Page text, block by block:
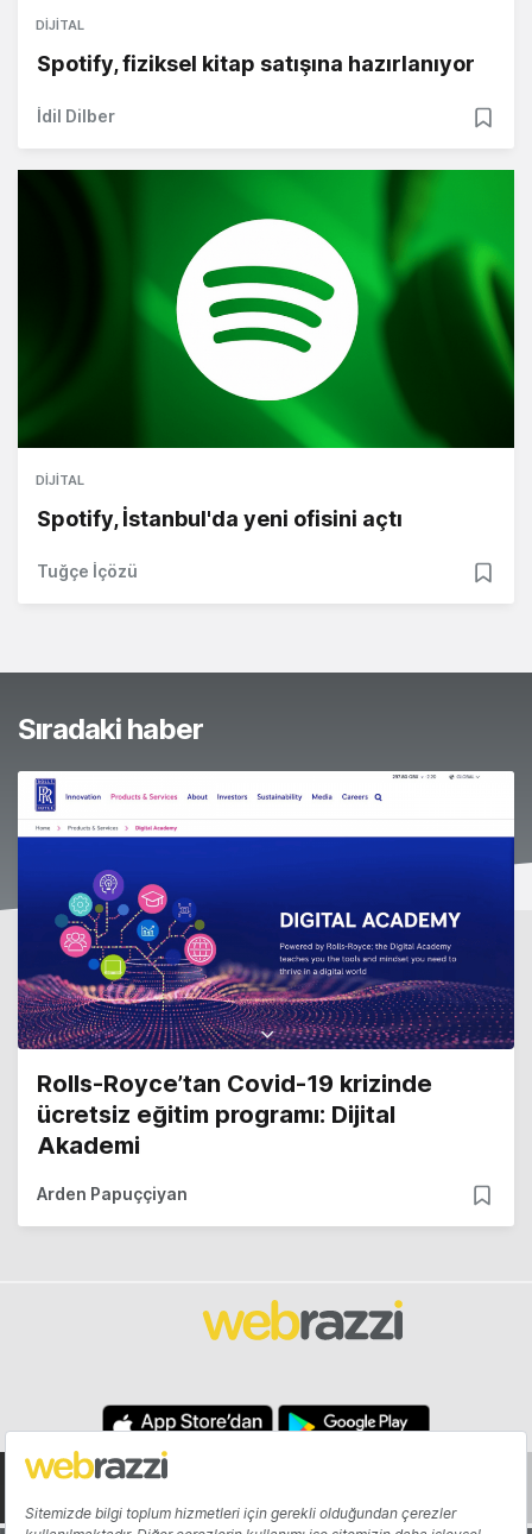
DIJITAL
Spotify, fiziksel kitap satışına hazırlanıyor
İdil Dilber
DIJITAL
Spotify, İstanbul'da yeni ofisini açtı
Tuğçe İçözü
Sıradaki haber
Rolls-Royce’tan Covid-19 krizinde
ücretsiz eğitim programı: Dijital
Akademi
Arden Papuççiyan